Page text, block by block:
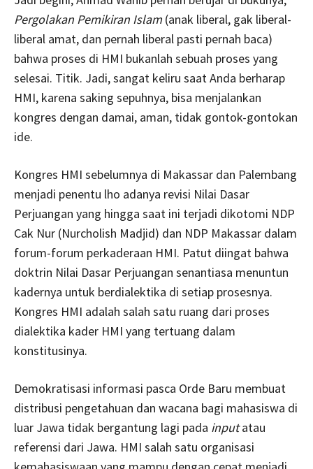
Pergolakan Pemikiran Islam (anak liberal, gak liberal-
liberal amat, dan pernah liberal pasti pernah baca)
bahwa proses di HMI bukanlah sebuah proses yang
selesai. Titik. Jadi, sangat keliru saat Anda berharap
HMI, karena saking sepuhnya, bisa menjalankan
kongres dengan damai, aman, tidak gontok-gontokan
ide.
Kongres HMI sebelumnya di Makassar dan Palembang
menjadi penentu lho adanya revisi Nilai Dasar
Perjuangan yang hingga saat ini terjadi dikotomi NDP
Cak Nur (Nurcholish Madjid) dan NDP Makassar dalam
forum-forum perkaderaan HMI. Patut diingat bahwa
doktrin Nilai Dasar Perjuangan senantiasa menuntun
kadernya untuk berdialektika di setiap prosesnya.
Kongres HMI adalah salah satu ruang dari proses
dialektika kader HMI yang tertuang dalam
konstitusinya.
Demokratisasi informasi pasca Orde Baru membuat
distribusi pengetahuan dan wacana bagi mahasiswa di
luar Jawa tidak bergantung lagi pada inputatau
referensi dari Jawa. HMI salah satu organisasi